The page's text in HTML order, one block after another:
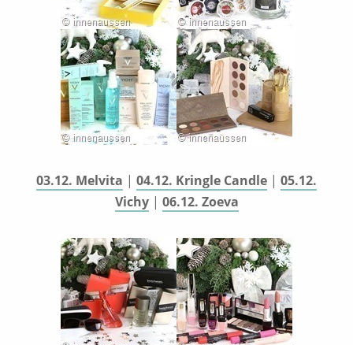
03.12. Melvita | 04.12. Kringle Candle | 05.12.
Vichy| 06.12. Zoeva